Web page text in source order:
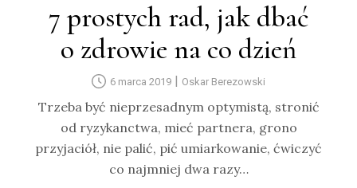
7 prostych rad, jak dbać
o zdrowie na co dzień
6 marca 2019 | Oskar Berezowski
Trzeba być nieprzesadnym optymistą, stronić
od ryzykanctwa, mieć partnera, grono
przyjaciół, nie palić, pić umiarkowanie, ćwiczyć
co najmniej dwa razy…